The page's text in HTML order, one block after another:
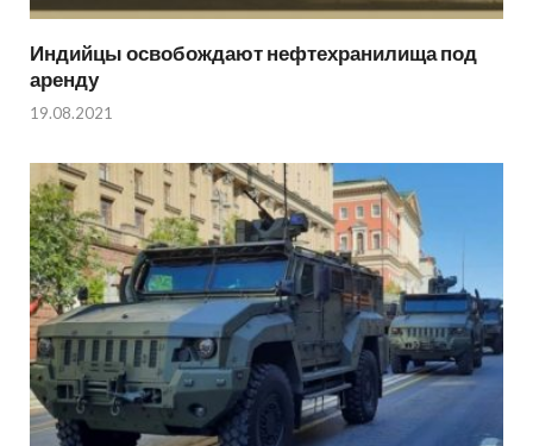
Индийцы освобождают нефтехранилища под
аренду
19.08.2021